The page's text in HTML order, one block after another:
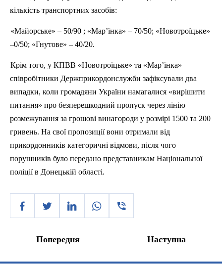
кількість транспортних засобів:
«Майорське» – 50/90 ; «Мар’їнка» – 70/50; «Новотроїцьке»
–0/50; «Гнутове» – 40/20.
Крім того, у КПВВ «Новотроїцьке» та «Мар’їнка»
співробітники Держприкордонслужби зафіксували два
випадки, коли громадяни України намагалися «вирішити
питання» про безперешкодний пропуск через лінію
розмежування за грошові винагороди у розмірі 1500 та 200
гривень. На свої пропозиціївони отримали від
прикордонників категоричні відмови, після чого
порушників було передано представникам Національної
поліціїв Донецькій області.
Попередня Наступна